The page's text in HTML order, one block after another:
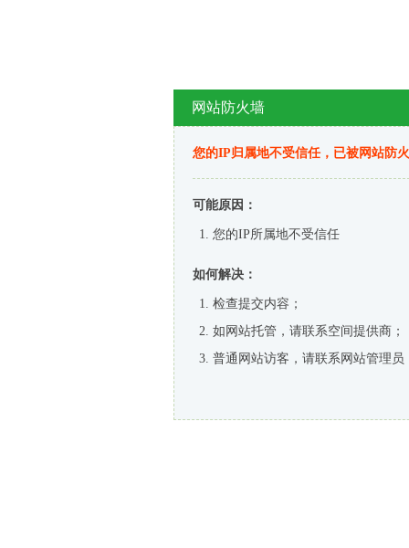
网站防火墙
您的IP归属地不受信任，已被网站防
可能原因：
您的IP所属地不受信任
如何解决：
检查提交内容；
如网站托管，请联系空间提供商；
普通网站访客，请联系网站管理员